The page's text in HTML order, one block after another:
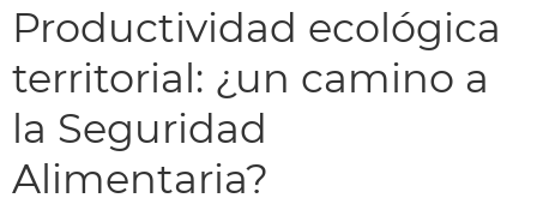
Productividad ecológica
territorial: ¿un camino a
la Seguridad
Alimentaria?